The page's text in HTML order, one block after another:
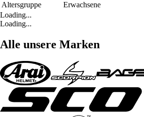
Altersgruppe
Erwachsene
Loading...
Loading...
Alle unsere Marken